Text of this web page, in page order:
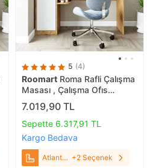
5 (4)
Roomart Roma Rafli Çalışma
Masası , Çalışma Ofi̇s
Masası Sol Dolaplı Atlanti̇k
Çam Atlantik Çam - Beyaz
7.019,90 TL
Sepette 6.317,91 TL
Kargo Bedava
Atlantik +2 Seçenek